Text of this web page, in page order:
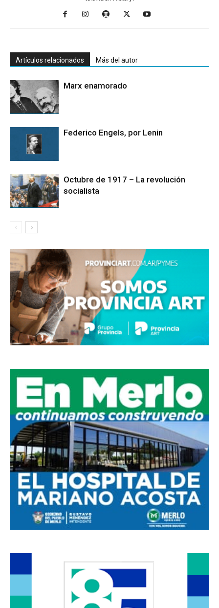
Artículos relacionados Más del autor
Marx enamorado
Federico Engels, por Lenin
Octubre de 1917 – La revolución
socialista